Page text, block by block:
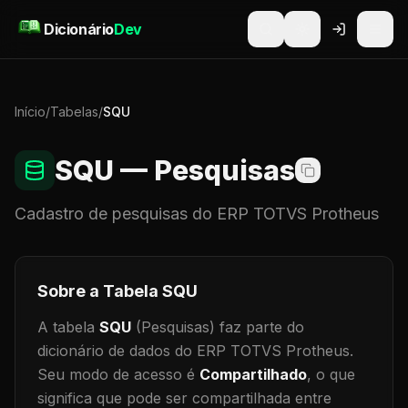
DicionárioDev
Início/Tabelas/SQU
SQU — Pesquisas
Cadastro de pesquisas do ERP TOTVS Protheus
Sobre a Tabela SQU
A tabela SQU (Pesquisas) faz parte do
dicionário de dados do ERP TOTVS Protheus.
Seu modo de acesso é Compartilhado, o que
significa que pode ser compartilhada entre